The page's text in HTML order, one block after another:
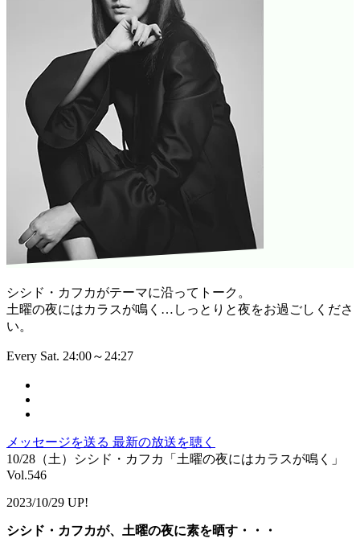
シシド・カフカがテーマに沿ってトーク。
土曜の夜にはカラスが鳴く…しっとりと夜をお過ごしくださ
い。
Every Sat. 24:00～24:27
メッセージを送る 最新の放送を聴く
10/28（土）シシド・カフカ「土曜の夜にはカラスが鳴く」
Vol.546
2023/10/29 UP!
シシド・カフカが、土曜の夜に素を晒す・・・